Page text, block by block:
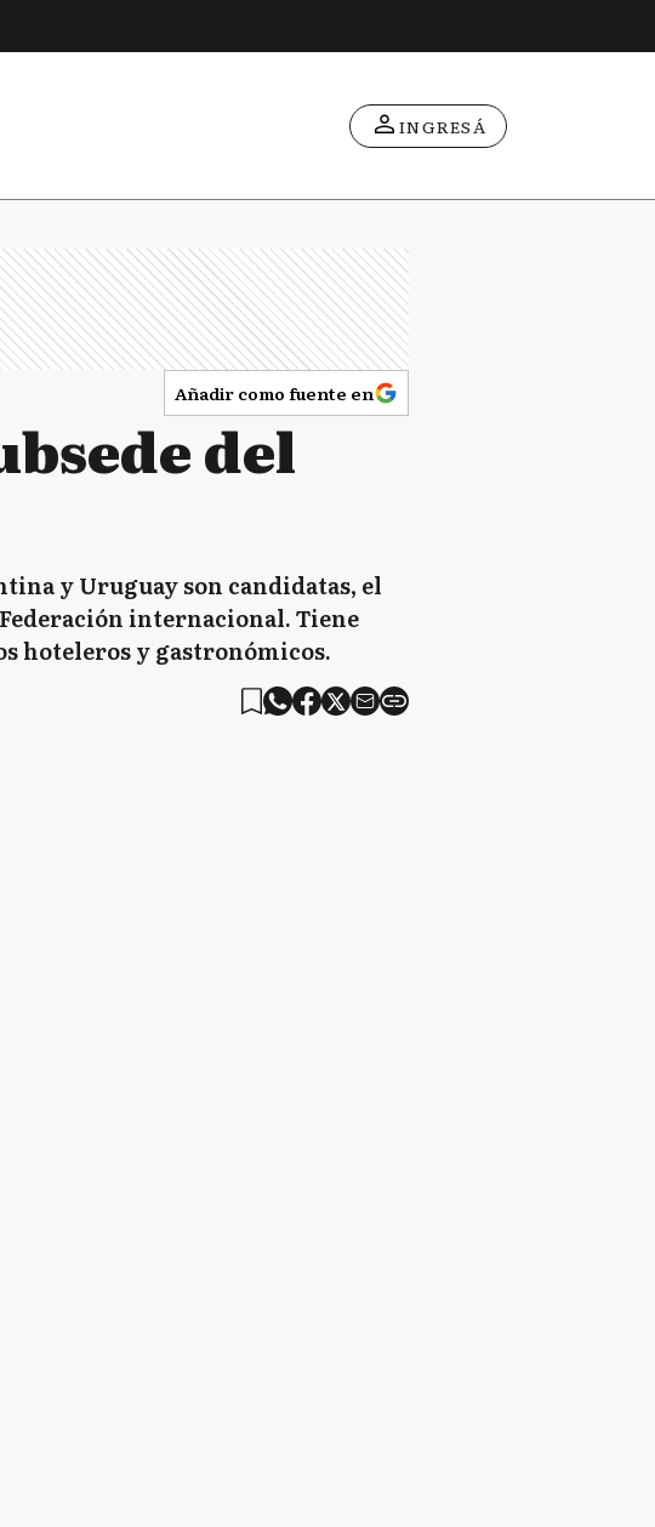
INGRESÁ
Añadir como fuente en
del
y Uruguay son candidatas, el
internacional. Tiene
hoteleros y gastronómicos.